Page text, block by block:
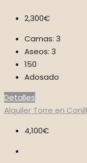
2,300€
Camas: 3
Aseos: 3
150
Adosado
Detalles
Alquiler Torre en Conill
4,100€